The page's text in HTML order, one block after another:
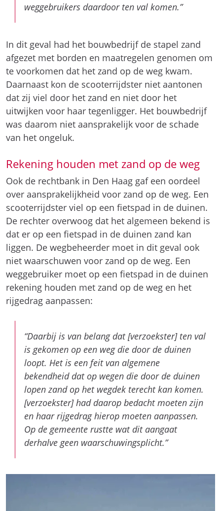
weggebruikers daardoor ten val komen.”
In dit geval had het bouwbedrijf de stapel zand
afgezet met borden en maatregelen genomen om
te voorkomen dat het zand op de weg kwam.
Daarnaast kon de scooterrijdster niet aantonen
dat zij viel door het zand en niet door het
uitwijken voor haar tegenligger. Het bouwbedrijf
was daarom niet aansprakelijk voor de schade
van het ongeluk.
Rekening houden met zand op de weg
Ook de rechtbank in Den Haag gaf een oordeel
over aansprakelijkheid voor zand op de weg. Een
scooterrijdster viel op een fietspad in de duinen.
De rechter overwoog dat het algemeen bekend is
dat er op een fietspad in de duinen zand kan
liggen. De wegbeheerder moet in dit geval ook
niet waarschuwen voor zand op de weg. Een
weggebruiker moet op een fietspad in de duinen
rekening houden met zand op de weg en het
rijgedrag aanpassen:
“Daarbij is van belang dat [verzoekster] ten val
is gekomen op een weg die door de duinen
loopt. Het is een feit van algemene
bekendheid dat op wegen die door de duinen
lopen zand op het wegdek terecht kan komen.
[verzoekster] had daarop bedacht moeten zijn
en haar rijgedrag hierop moeten aanpassen.
Op de gemeente rustte wat dit aangaat
derhalve geen waarschuwingsplicht.”